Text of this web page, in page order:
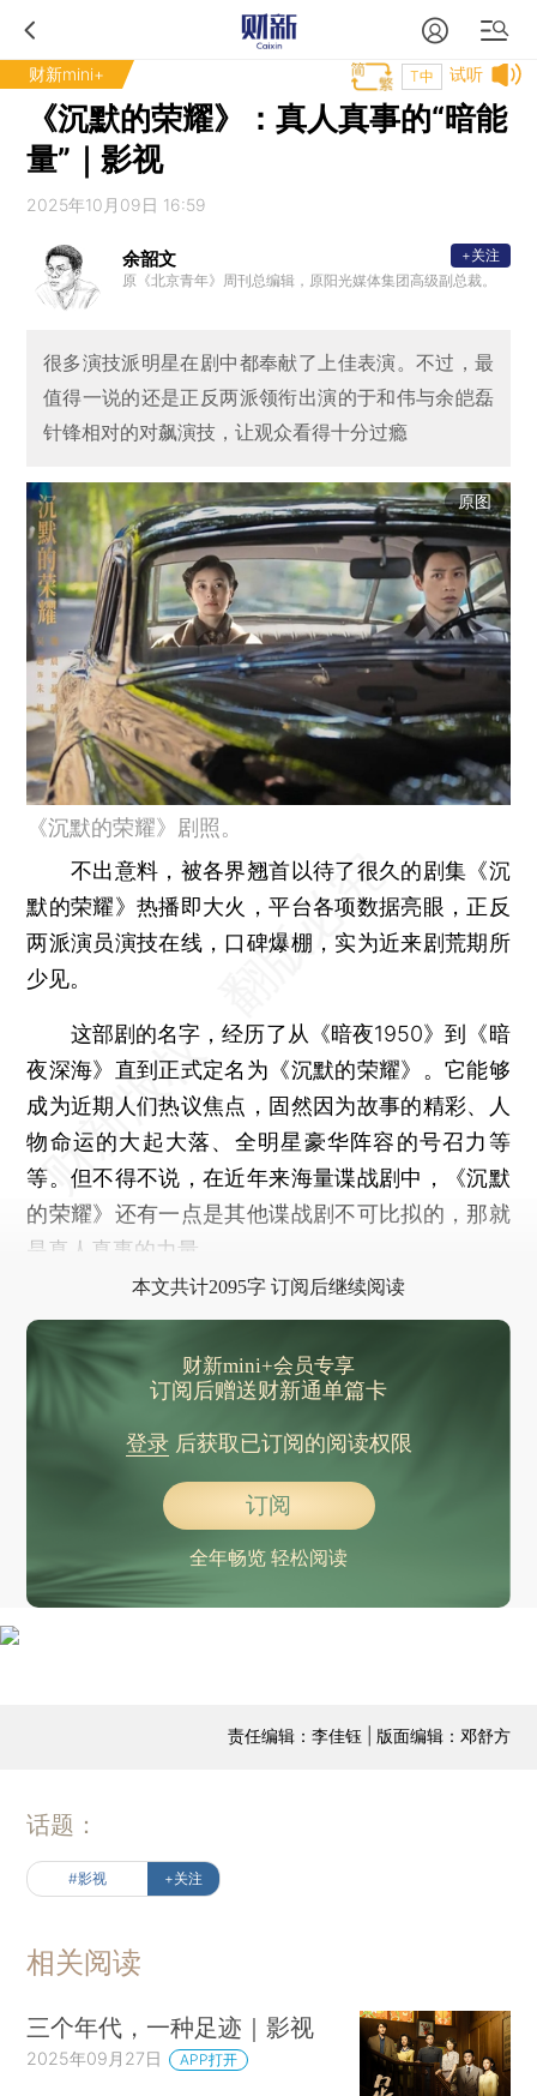
财新mini+ 试听
T中
《沉默的荣耀》：真人真事的“暗能
量”｜影视
2025年10月09日 16:59
余韶文
原《北京青年》周刊总编辑，原阳光媒体集团高级副总裁。
+关注
很多演技派明星在剧中都奉献了上佳表演。不过，最
值得一说的还是正反两派领衔出演的于和伟与余皑磊
针锋相对的对飙演技，让观众看得十分过瘾
原图
《沉默的荣耀》剧照。
不出意料，被各界翘首以待了很久的剧集《沉
默的荣耀》热播即大火，平台各项数据亮眼，正反
两派演员演技在线，口碑爆棚，实为近来剧荒期所
少见。
这部剧的名字，经历了从《暗夜1950》到《暗
夜深海》直到正式定名为《沉默的荣耀》。它能够
成为近期人们热议焦点，固然因为故事的精彩、人
物命运的大起大落、全明星豪华阵容的号召力等
等。但不得不说，在近年来海量谍战剧中，《沉默
的荣耀》还有一点是其他谍战剧不可比拟的，那就
是真人真事的力量。
本文共计2095字 订阅后继续阅读
财新mini+会员专享
订阅后赠送财新通单篇卡
登录后获取已订阅的阅读权限
订阅
全年畅览 轻松阅读
责任编辑：李佳钰 | 版面编辑：邓舒方
话题：
#影视 +关注
相关阅读
三个年代，一种足迹｜影视
2025年09月27日 APP打开